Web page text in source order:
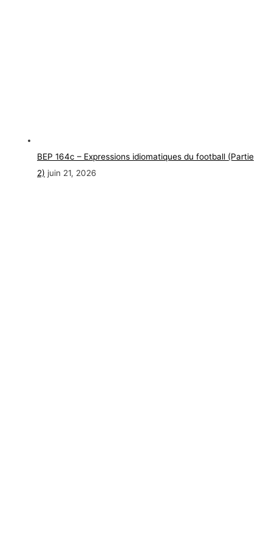
BEP 164c – Expressions idiomatiques du football (Partie
2) juin 21, 2026